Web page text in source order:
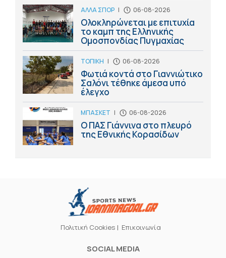
ΑΛΛΑ ΣΠΟΡ | 06-08-2026
Ολοκληρώνεται με επιτυχία
το καμπ της Ελληνικής
Ομοσπονδίας Πυγμαχίας
ΤΟΠΙΚΗ | 06-08-2026
Φωτιά κοντά στο Γιαννιώτικο
Σαλόνι τέθηκε άμεσα υπό
έλεγχο
ΜΠΑΣΚΕΤ | 06-08-2026
Ο ΠΑΣ Γιάννινα στο πλευρό
της Εθνικής Κορασίδων
Πολιτική Cookies Επικοινωνία
SOCIAL MEDIA